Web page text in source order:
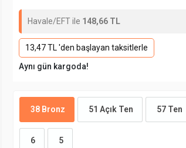
Havale/EFT ile 148,66 TL
13,47 TL 'den başlayan taksitlerle
Aynı gün kargoda!
38 Bronz 51 Açık Ten 57 Ten
6 5